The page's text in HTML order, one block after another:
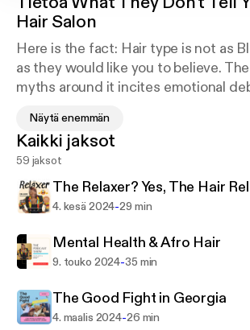
Hair Salon
Here is the fact: Hair type is not as
as they would like you to believe.
myths around it incites emotional
My podcast is a cognitive
shifting the standards of the
care and hair styling.
Join me on the journey through time
the Hair Salon.
Näytä enemmän
Kaikki jaksot
59 jaksot
The Relaxer? Yes, The Hair
4. kesä 2024-29 min
Mental Health & Afro Hair
9. touko 2024-35 min
The Good Fight in Georgia
4. maalis 2024-26 min